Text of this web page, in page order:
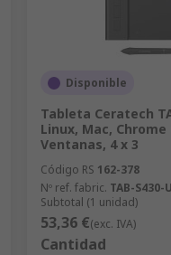
Disponible
Tableta Ceratech
Linux, Mac, Chrome
Ventanas, 4 x 3
Código RS 162-378
Nº ref. fabric. TAB-S430-
Subtotal (1 unidad)
53,36 €(exc. IVA)
Cantidad